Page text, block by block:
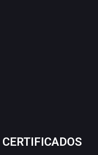
CERTIFICADOS